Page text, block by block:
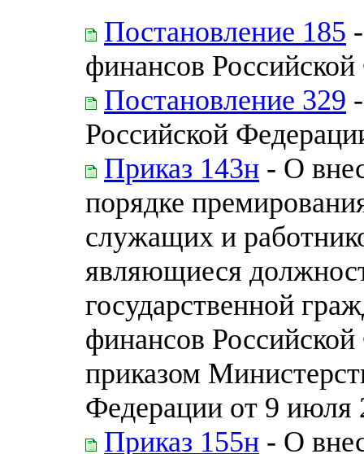
Постановление 185
финансов
Постановление 329
Российской
Приказ 143н - О
порядке
служащих и
являющиеся
государственной
финансов
приказом
Федерации от 9 июля
Приказ 155н - О